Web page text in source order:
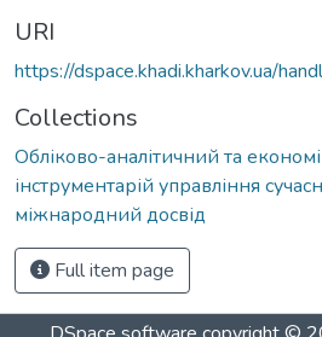
URI
https://dspace.khadi.kharkov.ua/
Collections
Обліково-аналітичний та
інструментарій управління
міжнародний досвід
Full item page